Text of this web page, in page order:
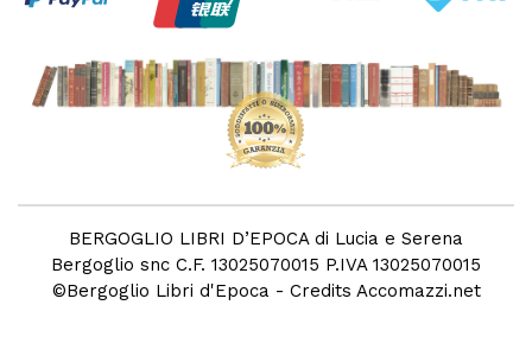
BERGOGLIO LIBRI D’EPOCA di Lucia e Serena
Bergoglio snc C.F. 13025070015 P.IVA 13025070015
©Bergoglio Libri d'Epoca - Credits Accomazzi.net